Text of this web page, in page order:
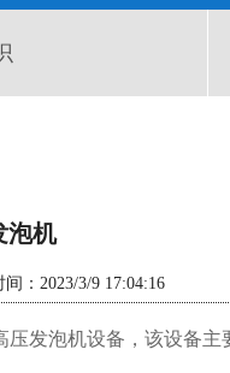
泡机
：2023/3/9 17:04:16
发泡机设备，该设备